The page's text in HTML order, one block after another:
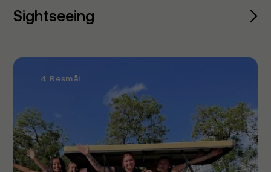
Sightseeing
4 Resmål